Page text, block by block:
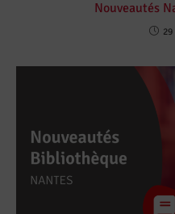
Nouveautés